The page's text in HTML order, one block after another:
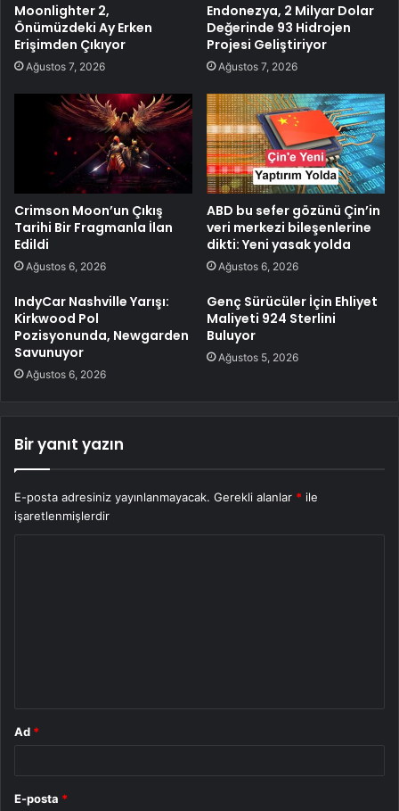
Moonlighter 2,
Önümüzdeki Ay Erken
Erişimden Çıkıyor
Ağustos 7, 2026
Endonezya, 2 Milyar Dolar
Değerinde 93 Hidrojen
Projesi Geliştiriyor
Ağustos 7, 2026
Crimson Moon’un Çıkış
Tarihi Bir Fragmanla İlan
Edildi
Ağustos 6, 2026
ABD bu sefer gözünü Çin’in
veri merkezi bileşenlerine
dikti: Yeni yasak yolda
Ağustos 6, 2026
IndyCar Nashville Yarışı:
Kirkwood Pol
Pozisyonunda, Newgarden
Savunuyor
Ağustos 6, 2026
Genç Sürücüler İçin Ehliyet
Maliyeti 924 Sterlini
Buluyor
Ağustos 5, 2026
Bir yanıt yazın
E-posta adresiniz yayınlanmayacak. Gerekli alanlar * ile
işaretlenmişlerdir
Ad *
E-posta *